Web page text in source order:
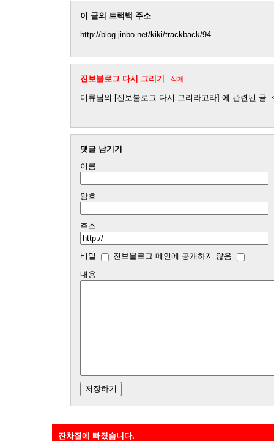
이 글의 트랙백 주소
http://blog.jinbo.net/kiki/trackback/94
진보블로그 다시 그리기 삭제
미류님의 [진보불로그 다시 그리라고라] 에 관련된 글.
댓글 남기기
이름
암호
주소
비밀
진보블로그 메인에 공개하지 않음
내용
잔차질에 빠졌습니다.